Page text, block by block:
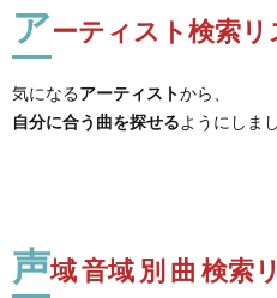
アーティスト検索リ
気になるアーティストから、
自分に合う曲を探せるようにしま
声域 音域 別 曲 検索